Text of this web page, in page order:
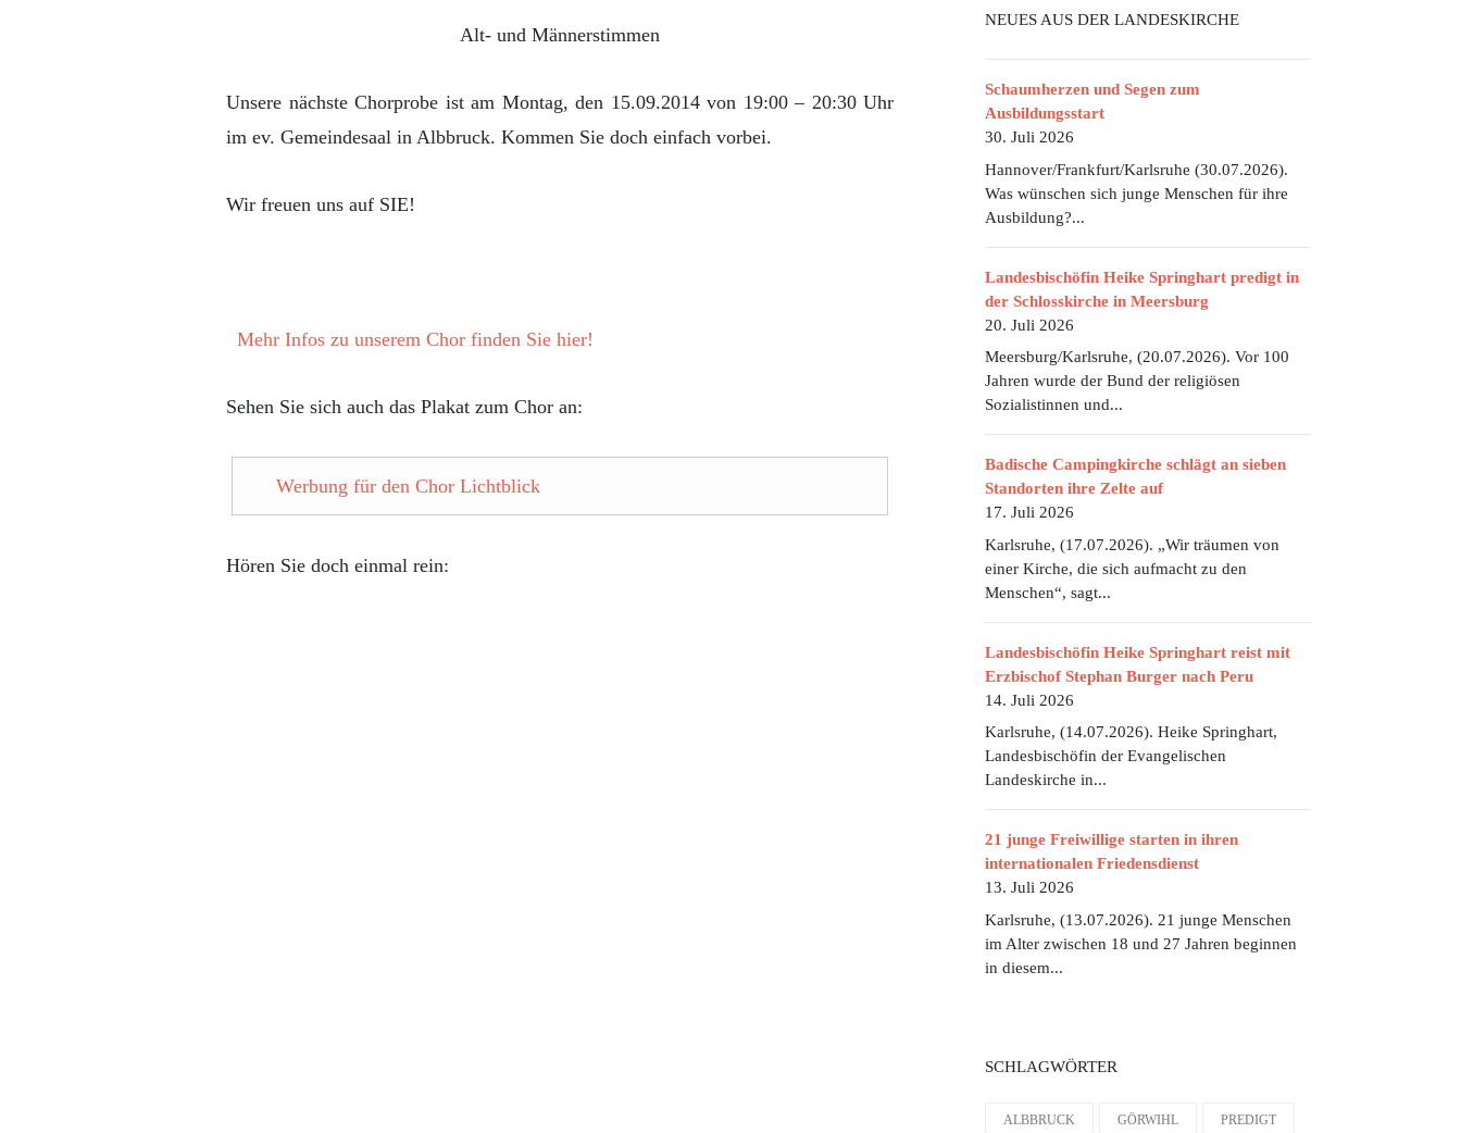
Alt- und Männerstimmen
Unsere nächste Chorprobe ist am Montag, den 15.09.2014 von 19:00 – 20:30 Uhr
im ev. Gemeindesaal in Albbruck. Kommen Sie doch einfach vorbei.
Wir freuen uns auf SIE!
Mehr Infos zu unserem Chor finden Sie hier!
Sehen Sie sich auch das Plakat zum Chor an:
Werbung für den Chor Lichtblick
Hören Sie doch einmal rein:
NEUES AUS DER LANDESKIRCHE
Schaumherzen und Segen zum
Ausbildungsstart
30. Juli 2026
Hannover/Frankfurt/Karlsruhe (30.07.2026).
Was wünschen sich junge Menschen für ihre
Ausbildung?...
Landesbischöfin Heike Springhart predigt in
der Schlosskirche in Meersburg
20. Juli 2026
Meersburg/Karlsruhe, (20.07.2026). Vor 100
Jahren wurde der Bund der religiösen
Sozialistinnen und...
Badische Campingkirche schlägt an sieben
Standorten ihre Zelte auf
17. Juli 2026
Karlsruhe, (17.07.2026). „Wir träumen von
einer Kirche, die sich aufmacht zu den
Menschen“, sagt...
Landesbischöfin Heike Springhart reist mit
Erzbischof Stephan Burger nach Peru
14. Juli 2026
Karlsruhe, (14.07.2026). Heike Springhart,
Landesbischöfin der Evangelischen
Landeskirche in...
21 junge Freiwillige starten in ihren
internationalen Friedensdienst
13. Juli 2026
Karlsruhe, (13.07.2026). 21 junge Menschen
im Alter zwischen 18 und 27 Jahren beginnen
in diesem...
SCHLAGWÖRTER
ALBBRUCK GÖRWIHL PREDIGT